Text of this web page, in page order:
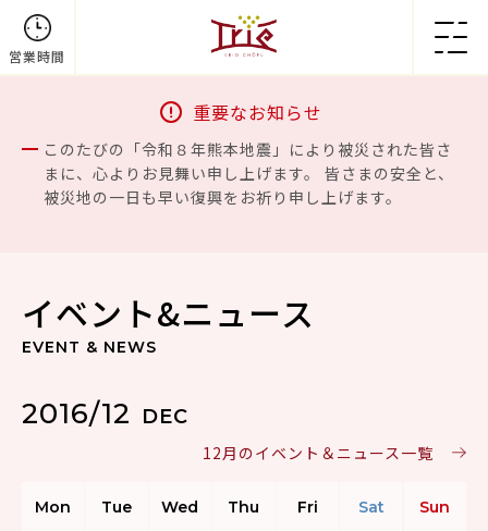
営業時間
重要なお知らせ
このたびの「令和８年熊本地震」により被災された皆さ
まに、心よりお見舞い申し上げます。 皆さまの安全と、
被災地の一日も早い復興をお祈り申し上げます。
イベント&ニュース
EVENT & NEWS
2016/12 DEC
12月のイベント＆ニュース一覧
Mon Tue Wed Thu Fri Sat Sun